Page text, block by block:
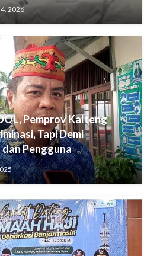
2026
Pemprov Kalteng
Tapi Demi
Pengguna